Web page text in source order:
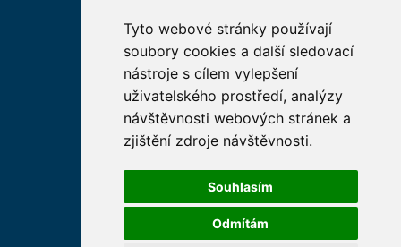
Tyto webové stránky používají
soubory cookies a další sledovací
nástroje s cílem vylepšení
uživatelského prostředí, analýzy
návštěvnosti webových stránek a
zjištění zdroje návštěvnosti.
Souhlasím
Odmítám
Vojenská lékařská fakulta
Univerzity Obrany
Studentské spolky na LF
Asociace děkanů
lékařských fakult ČR